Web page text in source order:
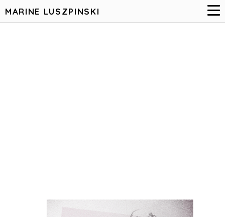
MARINE LUSZPINSKI